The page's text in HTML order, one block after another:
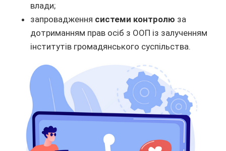
влади;
запровадження системи контролю за
дотриманням прав осіб з ООП із залученням
інститутів громадянського суспільства.